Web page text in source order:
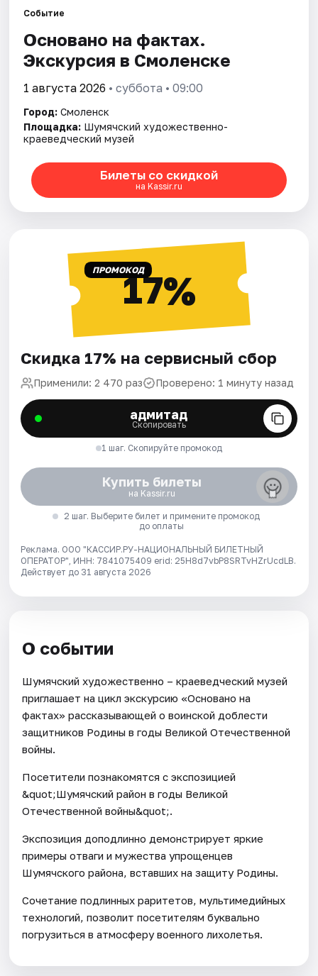
Площадки
Артисты
Событие
Основано на фактах.
Экскурсия в Смоленске
1 августа 2026 • суббота • 09:00
Город: Смоленск
Площадка: Шумячский художественно-
краеведческий музей
Билеты со скидкой
на Kassir.ru
ПРОМОКОД17%
Скидка 17% на сервисный сбор
Применили: 2 470 раз Проверено: 1 минуту назад
адмитад
Скопировать
1 шаг. Скопируйте промокод
Купить билеты
на Kassir.ru
2 шаг. Выберите билет и примените промокод
до оплаты
Реклама. ООО "КАССИР.РУ-НАЦИОНАЛЬНЫЙ БИЛЕТНЫЙ
ОПЕРАТОР", ИНН: 7841075409 erid: 25H8d7vbP8SRTvHZrUcdLB.
Действует до 31 августа 2026
О событии
Шумячский художественно – краеведческий музей
приглашает на цикл экскурсию «Основано на
фактах» рассказывающей о воинской доблести
защитников Родины в годы Великой Отечественной
войны.
Посетители познакомятся с экспозицией
&quot;Шумячский район в годы Великой
Отечественной войны&quot;.
Экспозиция доподлинно демонстрирует яркие
примеры отваги и мужества упрощенцев
Шумячского района, вставших на защиту Родины.
Сочетание подлинных раритетов, мультимедийных
технологий, позволит посетителям буквально
погрузиться в атмосферу военного лихолетья.